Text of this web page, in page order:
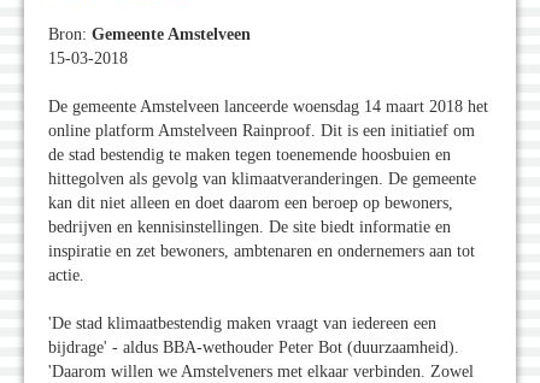
Bron: Gemeente Amstelveen
15-03-2018
De gemeente Amstelveen lanceerde woensdag 14 maart 2018 het
online platform Amstelveen Rainproof. Dit is een initiatief om
de stad bestendig te maken tegen toenemende hoosbuien en
hittegolven als gevolg van klimaatveranderingen. De gemeente
kan dit niet alleen en doet daarom een beroep op bewoners,
bedrijven en kennisinstellingen. De site biedt informatie en
inspiratie en zet bewoners, ambtenaren en ondernemers aan tot
actie.
'De stad klimaatbestendig maken vraagt van iedereen een
bijdrage' - aldus BBA-wethouder Peter Bot (duurzaamheid).
'Daarom willen we Amstelveners met elkaar verbinden. Zowel